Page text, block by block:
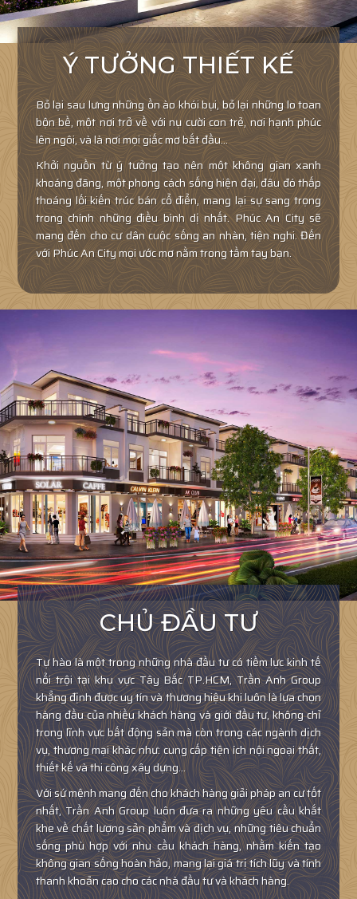
Ý TƯỞNG THIẾT KẾ
Bỏ lại sau lưng những ồn ào khói bụi, bỏ lại những lo toan
bộn bề, một nơi trở về với nụ cười con trẻ, nơi hạnh phúc
lên ngôi, và là nơi mọi giấc mơ bắt đầu...
Khởi nguồn từ ý tưởng tạo nên một không gian xanh
khoáng đãng, một phong cách sống hiện đại, đâu đó thấp
thoáng lối kiến trúc bán cổ điển, mang lại sự sang trọng
trong chính những điều bình dị nhất. Phúc An City sẽ
mang đến cho cư dân cuộc sống an nhàn, tiện nghi. Đến
với Phúc An City mọi ước mơ nằm trong tầm tay bạn.
CHỦ ĐẦU TƯ
Tự hào là một trong những nhà đầu tư có tiềm lực kinh tế
nổi trội tại khu vực Tây Bắc TP.HCM, Trần Anh Group
khẳng định được uy tín và thương hiệu khi luôn là lựa chọn
hàng đầu của nhiều khách hàng và giới đầu tư, không chỉ
trong lĩnh vực bất động sản mà còn trong các ngành dịch
vụ, thương mại khác như: cung cấp tiện ích nội ngoại thất,
thiết kế và thi công xây dựng…
Với sứ mệnh mang đến cho khách hàng giải pháp an cư tốt
nhất, Trần Anh Group luôn đưa ra những yêu cầu khắt
khe về chất lượng sản phẩm và dịch vụ, những tiêu chuẩn
sống phù hợp với nhu cầu khách hàng, nhằm kiến tạo
không gian sống hoàn hảo, mang lại giá trị tích lũy và tính
thanh khoản cao cho các nhà đầu tư và khách hàng.